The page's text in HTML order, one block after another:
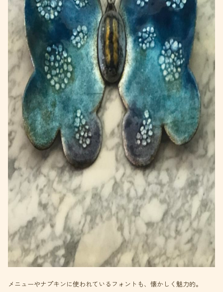
メニューやナプキンに使われているフォントも、懐かしく魅力的。